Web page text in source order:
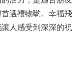
選禮物喲。幸福飛
人感受到深深的祝